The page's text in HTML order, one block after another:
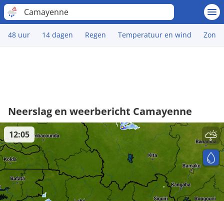
Camayenne
48 uur 14 dagen Regen Temperatuur en wind Zon
Neerslag en weerbericht Camayenne
12:05